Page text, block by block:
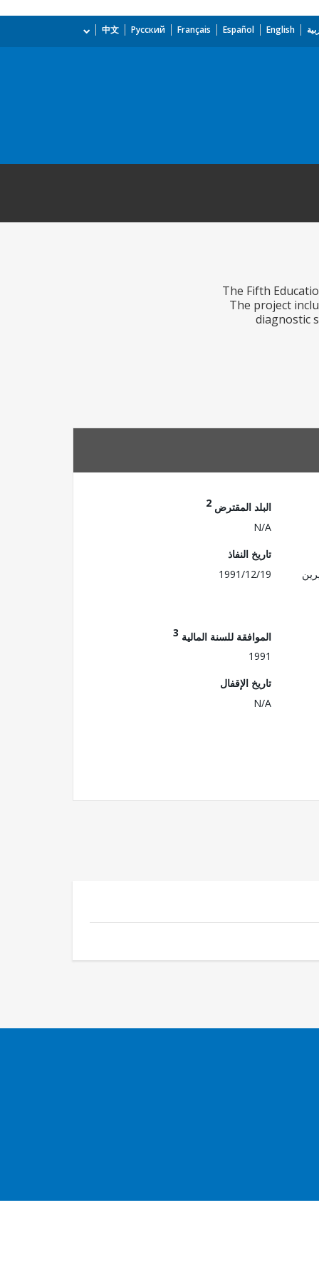
English
Español
Français
Русский
中文
The Fifth
The project
diagnostic
البلد المقترض 2
N/A
تاريخ النفاذ
1991/12/19
الموافقة للسنة المالية 3
1991
تاريخ الإقفال
N/A